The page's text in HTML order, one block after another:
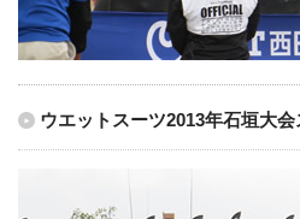
ウエットスーツ2013年石垣大